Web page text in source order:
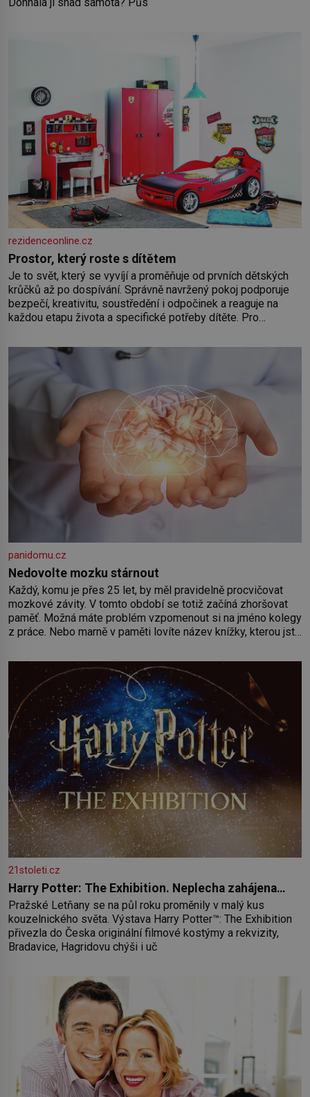
rezidenceonline.cz
Prostor, který roste s dítětem
Je to svět, který se vyvíjí a proměňuje od prvních dětských
krůčků až po dospívání. Správně navržený pokoj podporuje
bezpečí, kreativitu, soustředění i odpočinek a reaguje na
každou etapu života a specifické potřeby dítěte. Pro
by pokoj miminka měl působit především klidně a útulně.
Předškolní věk je
panidomu.cz
Nedovolte mozku stárnout
Každý, komu je přes 25 let, by měl pravidelně procvičovat
mozkové závity. V tomto období se totiž začíná zhoršovat
paměť. Možná máte problém vzpomenout si na jméno kolegy
z práce. Nebo marně v paměti lovíte název knížky, kterou jste
paměť rozhodla stávkovat. Cvičte
21stoleti.cz
Harry Potter: The Exhibition. Neplecha zahájena…
Pražské Letňany se na půl roku proměnily v malý kus
kouzelnického světa. Výstava Harry Potter™: The Exhibition
přivezla do Česka originální filmové kostýmy a rekvizity,
Bradavice, Hagridovu chýši i uč